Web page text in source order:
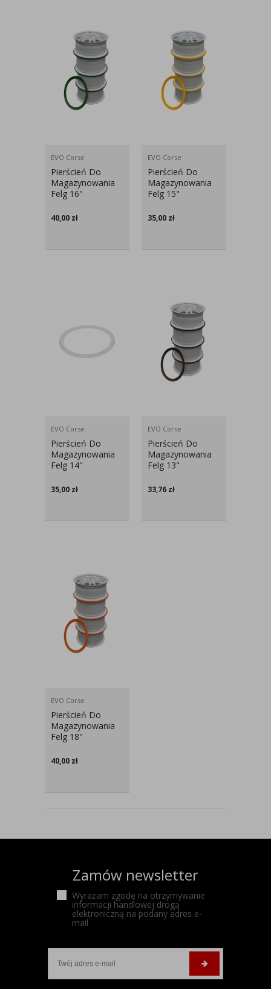
EVO Corse
Pierścień Do
Magazynowania
Felg 16"
40,00 zł
EVO Corse
Pierścień Do
Magazynowania
Felg 15"
35,00 zł
EVO Corse
Pierścień Do
Magazynowania
Felg 14"
35,00 zł
EVO Corse
Pierścień Do
Magazynowania
Felg 13"
33,76 zł
EVO Corse
Pierścień Do
Magazynowania
Felg 18"
40,00 zł
Zamów newsletter
Wyrażam zgodę na otrzymywanie
informacji handlowej drogą
elektroniczną na podany adres e-
mail